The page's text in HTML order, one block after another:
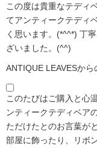
この度は貴重なテディ
てアンティークテディ
く思います。(*^^*) 丁
ざいました。(^^)
ANTIQUE LEAVESから
このたびはご購入と心
ンティークテディベア
ただけたとのお言葉が
部屋に飾ったり、リボ